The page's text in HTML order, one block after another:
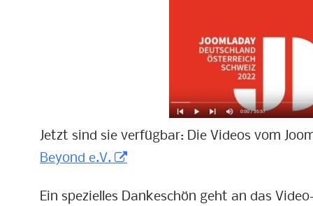
Jetzt sind sie verfügbar: Die Videos vom
Beyond e.V.
Ein spezielles Dankeschön geht an das